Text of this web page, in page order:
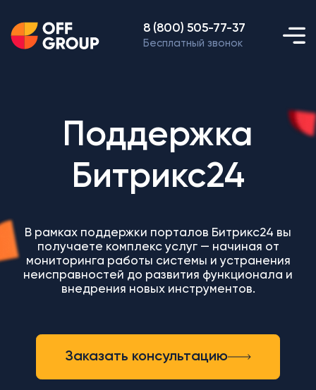
8 (800) 505-77-37
Бесплатный звонок
Поддержка
Битрикс24
В рамках поддержки порталов Битрикс24 вы
получаете комплекс услуг — начиная от
мониторинга работы системы и устранения
неисправностей до развития функционала и
внедрения новых инструментов.
Заказать консультацию